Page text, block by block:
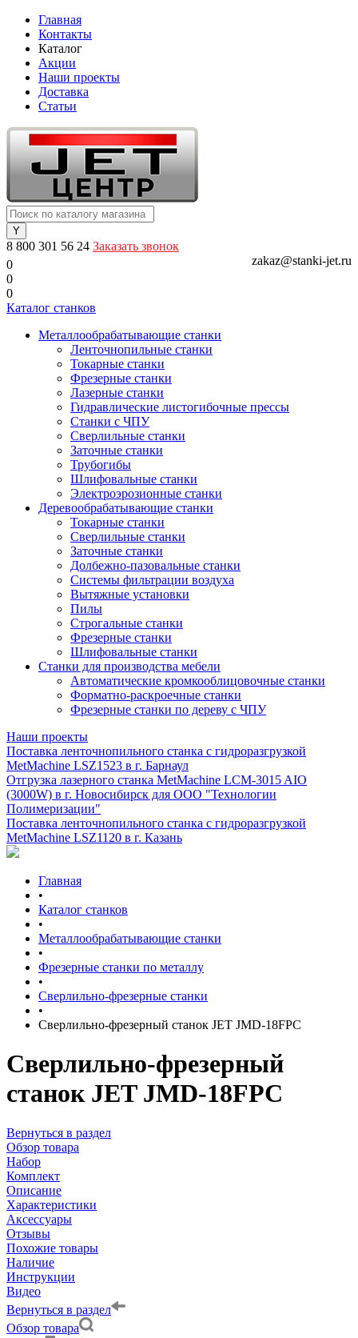
Главная
Контакты
Каталог
Акции
Наши проекты
Доставка
Статьи
8 800 301 56 24 Заказать звонок
zakaz@stanki-jet.ru
0
0
0
Каталог станков
Металлообрабатывающие станки
Ленточнопильные станки
Токарные станки
Фрезерные станки
Лазерные станки
Гидравлические листогибочные прессы
Станки с ЧПУ
Сверлильные станки
Заточные станки
Трубогибы
Шлифовальные станки
Электроэрозионные станки
Деревообрабатывающие станки
Токарные станки
Сверлильные станки
Заточные станки
Долбежно-пазовальные станки
Системы фильтрации воздуха
Вытяжные установки
Пилы
Строгальные станки
Фрезерные станки
Шлифовальные станки
Станки для производства мебели
Автоматические кромкооблицовочные станки
Форматно-раскроечные станки
Фрезерные станки по дереву с ЧПУ
Наши проекты
Поставка ленточнопильного станка c гидроразгрузкой
MetMachine LSZ1523 в г. Барнаул
Отгрузка лазерного станка MetMachine LCM-3015 AIO
(3000W) в г. Новосибирск для ООО "Технологии
Полимеризации"
Поставка ленточнопильного станка c гидроразгрузкой
MetMachine LSZ1120 в г. Казань
Главная
•
Каталог станков
•
Металлообрабатывающие станки
•
Фрезерные станки по металлу
•
Сверлильно-фрезерные станки
•
Сверлильно-фрезерный станок JET JMD-18FPC
Сверлильно-фрезерный
станок JET JMD-18FPC
Вернуться в раздел
Обзор товара
Набор
Комплект
Описание
Характеристики
Аксессуары
Отзывы
Похожие товары
Наличие
Инструкции
Видео
Вернуться в раздел
Обзор товара